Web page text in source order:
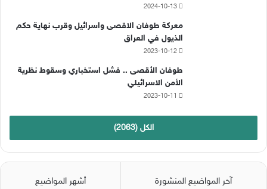
ك
2024-10-13
معركة طوفان الاقصى واسرائيل وقرب نهاية حكم
الذيول في العراق
2023-10-12
طوفان الأقصى .. فشل استخباري وسقوط نظرية
الأمن الاسرائيلي
2023-10-11
الكل (2063)
آخر المواضيع المنشورة أشهر المواضيع